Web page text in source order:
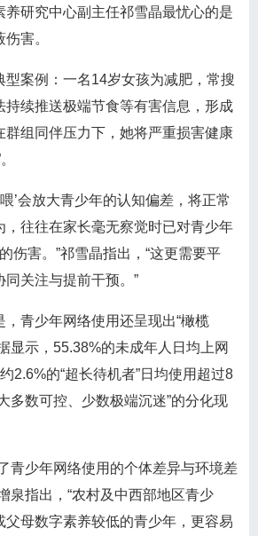
养研究中心副主任祁雪晶最忧心的是
害。
案例：一名14岁女孩为减肥，常搜
持续推送极端节食等有害信息，形成
群组同伴压力下，她将严重损害健康
会放大青少年的认知偏差，将正常
，往往在家长毫无察觉时已对青少年
伤害。”祁雪晶指出，“这更需要平
关注与提前干预。”
青少年网络使用还呈现出“橄榄
显示，55.38%的未成年人日均上网
2.6%的“超长待机者”日均使用超过8
多数可控、少数极端沉迷”的分化现
少年网络使用的个体差异与环境差
泉指出，“农村及中西部地区青少
父母数字素养较低的青少年，更容易